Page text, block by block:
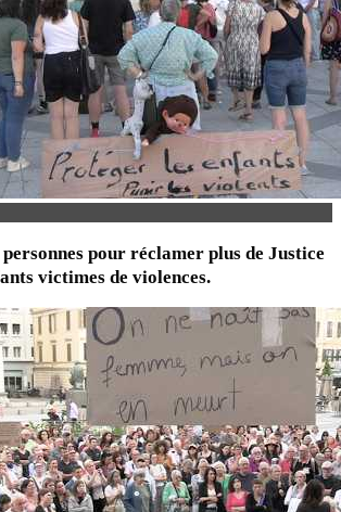
personnes pour réclamer plus de Justice
victimes de violences.